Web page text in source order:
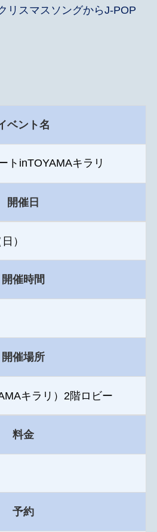
リスマスソングからJ-POP
ベント名
トinTOYAMAキラリ
開催日
）
開催時間
開催場所
キラリ）2階ロビー
料金
予約